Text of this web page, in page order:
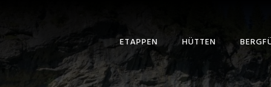
ETAPPEN HÜTTEN